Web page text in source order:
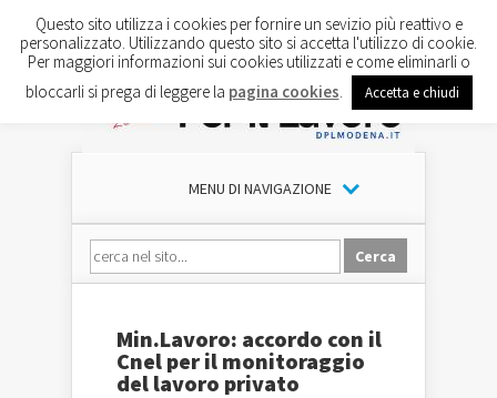
MENU DI NAVIGAZIONE
Min.Lavoro: accordo con il
Cnel per il monitoraggio
del lavoro privato
Questo sito utilizza i cookies per fornire un sevizio più reattivo e
personalizzato. Utilizzando questo sito si accetta l'utilizzo di cookie.
Per maggiori informazioni sui cookies utilizzati e come eliminarli o
bloccarli si prega di leggere la pagina cookies Accetta e chiudi